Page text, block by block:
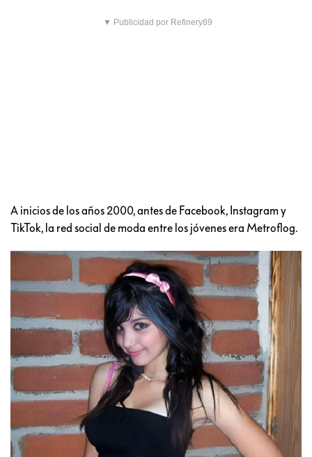
▼ Publicidad por Refinery89
A inicios de los años 2000, antes de Facebook, Instagram y
TikTok, la red social de moda entre los jóvenes era Metroflog.